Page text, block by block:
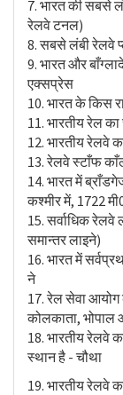
7. भारत की सबसे
रेलवे टनल)
8. सबसे लंबी रेलवे
9. भारत और
एक्सप्रेस
10. भारत के किस
11. भारतीय रेल
12. भारतीय रेलवे
13. रेलवे स्टाँफ
14. भारत में
कश्मीर में, 1722
15. सर्वाधिक रेलवे
समान्तर लाइने)
16. भारत में
ने
17. रेल सेवा आयोग
कोलकाता, भोपाल
18. भारतीय रेलवे
स्थान है - चौथा
19. भारतीय रेलवे